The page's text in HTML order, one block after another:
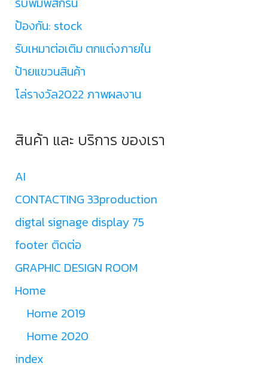
ป้องกัน: stock
รับเหมาต่อเติม ตกแต่งภายใน
ป้ายแขวนสินค้า
โล่รางวัล2022 ภาพผลงาน
สินค้า และ บริการ ของเรา
AI
CONTACTING 33production
digtal signage display 75
footer ติดต่อ
GRAPHIC DESIGN ROOM
Home
Home 2019
Home 2020
index